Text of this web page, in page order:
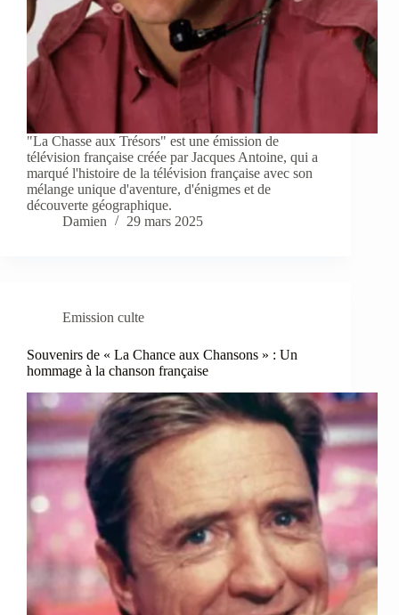
"La Chasse aux Trésors" est une émission de
télévision française créée par Jacques Antoine, qui a
marqué l'histoire de la télévision française avec son
mélange unique d'aventure, d'énigmes et de
découverte géographique.
Damien
29 mars 2025
Emission culte
Souvenirs de « La Chance aux Chansons » : Un
hommage à la chanson française